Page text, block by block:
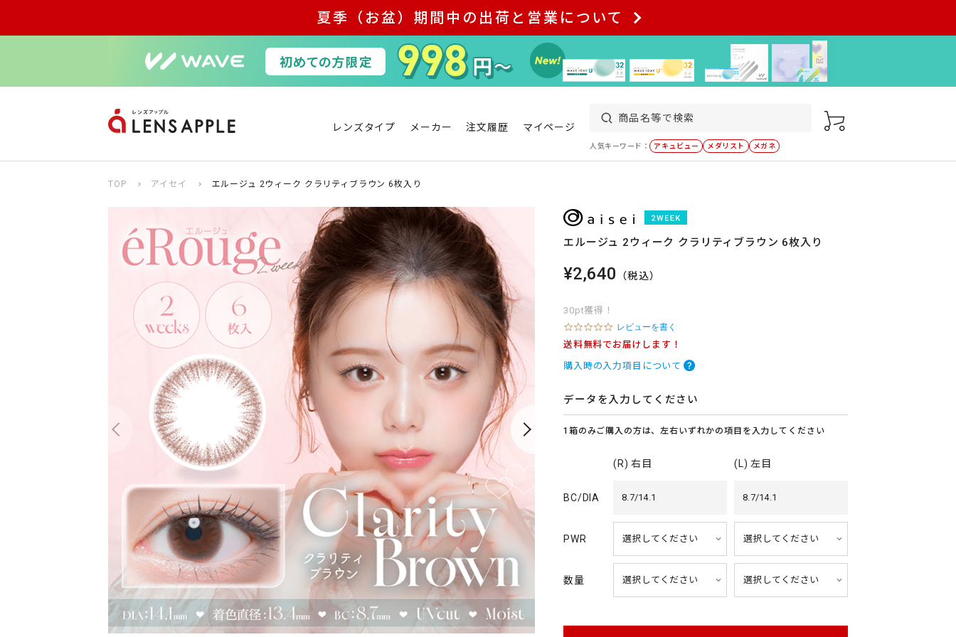
夏季（お盆）期間中の出荷と営業について
レンズタイプ メーカー 注文履歴 マイページ
人気キーワード： アキュビュー メダリスト メガネ
TOP アイセイ エルージュ 2ウィーク クラリティブラウン 6枚入り
エルージュ 2ウィーク クラリティブラウン 6枚入り
¥2,640 （税込）
30pt獲得！
0
.
0
s
r
r
a
t
n
g
レビューを書く
送料無料でお届けします！
購入時の入力項目について
データを入力してください
1箱のみご購入の方は、左右いずれかの項目を入力してください
(R) 右目 (L) 左目
BC/DIA 8.7/14.1 8.7/14.1
PWR
数量